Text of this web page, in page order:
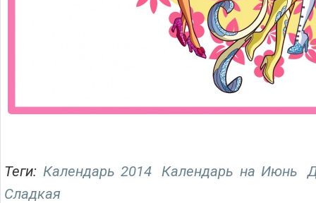
Теги: Календарь 2014 Календарь на Июнь
Сладкая